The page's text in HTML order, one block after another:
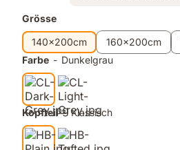
Oberfläche.
Zusatzprodukte
Grösse
140x200cm
160x200cm
Farbe - Dunkelgrau
Kopfteil - Klassisch